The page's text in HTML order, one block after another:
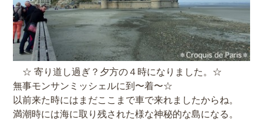
☆ 寄り道し過ぎ？夕方の４時になりました。☆
無事モンサンミッシェルに到〜着〜☆
以前来た時にはまだここまで車で来れましたからね。
満潮時には海に取り残された様な神秘的な島になる。